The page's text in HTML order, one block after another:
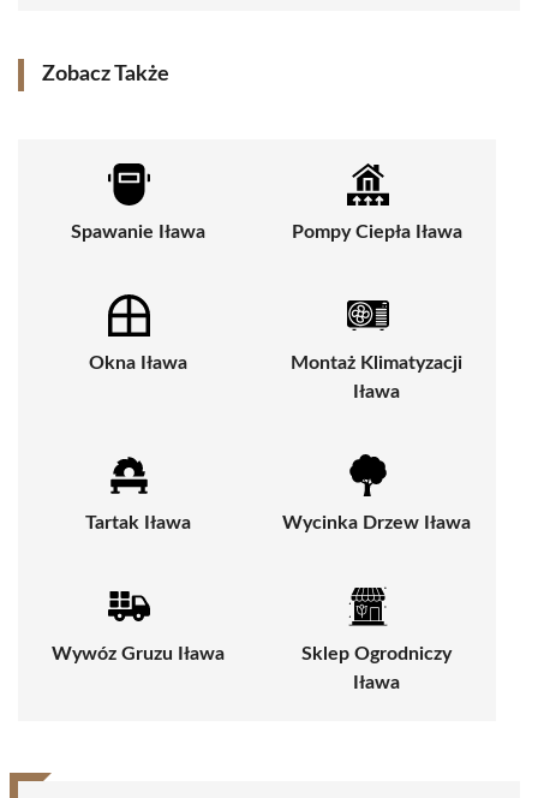
Zobacz Także
Spawanie Iława Pompy Ciepła Iława
Okna Iława
Montaż Klimatyzacji
Iława
Tartak Iława Wycinka Drzew Iława
Wywóz Gruzu Iława
Sklep Ogrodniczy
Iława